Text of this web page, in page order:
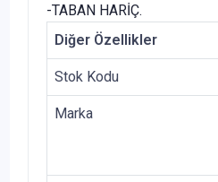
-TABAN HARİÇ.
Diğer Özellikler
Stok Kodu
Marka